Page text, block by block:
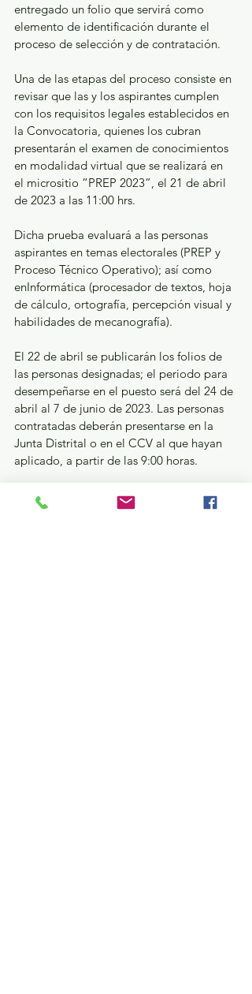
entregado un folio que servirá como
elemento de identificación durante el
proceso de selección y de contratación.
Una de las etapas del proceso consiste en
revisar que las y los aspirantes cumplen
con los requisitos legales establecidos en
la Convocatoria, quienes los cubran
presentarán el examen de conocimientos
en modalidad virtual que se realizará en
el micrositio “PREP 2023”, el 21 de abril
de 2023 a las 11:00 hrs.
Dicha prueba evaluará a las personas
aspirantes en temas electorales (PREP y
Proceso Técnico Operativo); así como
enInformática (procesador de textos, hoja
de cálculo, ortografía, percepción visual y
habilidades de mecanografía).
El 22 de abril se publicarán los folios de
las personas designadas; el periodo para
desempeñarse en el puesto será del 24 de
abril al 7 de junio de 2023. Las personas
contratadas deberán presentarse en la
Junta Distrital o en el CCV al que hayan
aplicado, a partir de las 9:00 horas.
Para mayor información puedes consultar
las cuentas de las redes institucionales del